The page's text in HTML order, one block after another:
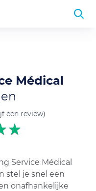
Médical
een review)
Service Médical
stel je snel een
onafhankelijke